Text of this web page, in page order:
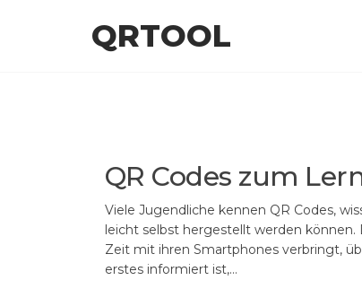
QRTOOL
QR Codes zum
Viele Jugendliche kennen QR Codes,
leicht selbst hergestellt werden können.
Zeit mit ihren Smartphones verbringt,
erstes informiert ist,…